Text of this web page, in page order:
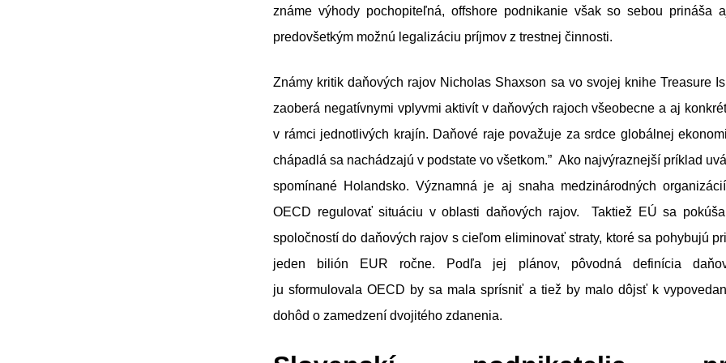
známe výhody pochopiteľná, offshore podnikanie však so sebou prináša
predovšetkým možnú legalizáciu príjmov z trestnej činnosti.
Známy kritik daňových rajov Nicholas Shaxson sa vo svojej knihe Treasure
zaoberá negatívnymi vplyvmi aktivít v daňových rajoch všeobecne a aj
v rámci jednotlivých krajín. Daňové raje považuje za srdce globálnej
chápadlá sa nachádzajú v podstate vo všetkom.” Ako najvýraznejší príklad
spomínané Holandsko. Významná je aj snaha medzinárodných
OECD regulovať situáciu v oblasti daňových rajov. Taktiež EÚ sa
spoločností do daňových rajov s cieľom eliminovať straty, ktoré sa pohybujú
jeden bilión EUR ročne. Podľa jej plánov, pôvodná definícia
ju sformulovala OECD by sa mala sprísniť a tiež by malo dôjsť k
dohôd o zamedzení dvojitého zdanenia.